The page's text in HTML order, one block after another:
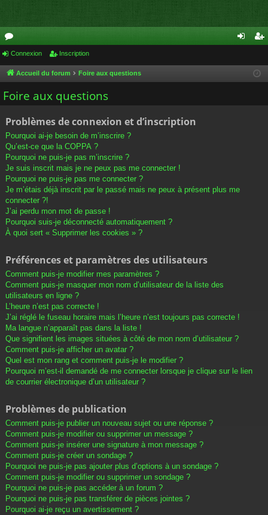
or
u
m
cri
Connexion Inscription
Accueil du forum Foire aux questions
Foire aux questions
Problèmes de connexion et d’inscription
Pourquoi ai-je besoin de m’inscrire ?
Qu’est-ce que la COPPA ?
Pourquoi ne puis-je pas m’inscrire ?
Je suis inscrit mais je ne peux pas me connecter !
Pourquoi ne puis-je pas me connecter ?
Je m’étais déjà inscrit par le passé mais ne peux à présent plus me
connecter ?!
J’ai perdu mon mot de passe !
Pourquoi suis-je déconnecté automatiquement ?
À quoi sert « Supprimer les cookies » ?
Préférences et paramètres des utilisateurs
Comment puis-je modifier mes paramètres ?
Comment puis-je masquer mon nom d’utilisateur de la liste des
utilisateurs en ligne ?
L’heure n’est pas correcte !
J’ai réglé le fuseau horaire mais l’heure n’est toujours pas correcte !
Ma langue n’apparaît pas dans la liste !
Que signifient les images situées à côté de mon nom d’utilisateur ?
Comment puis-je afficher un avatar ?
Quel est mon rang et comment puis-je le modifier ?
Pourquoi m’est-il demandé de me connecter lorsque je clique sur le lien
de courrier électronique d’un utilisateur ?
Problèmes de publication
Comment puis-je publier un nouveau sujet ou une réponse ?
Comment puis-je modifier ou supprimer un message ?
Comment puis-je insérer une signature à mon message ?
Comment puis-je créer un sondage ?
Pourquoi ne puis-je pas ajouter plus d’options à un sondage ?
Comment puis-je modifier ou supprimer un sondage ?
Pourquoi ne puis-je pas accéder à un forum ?
Pourquoi ne puis-je pas transférer de pièces jointes ?
Pourquoi ai-je reçu un avertissement ?